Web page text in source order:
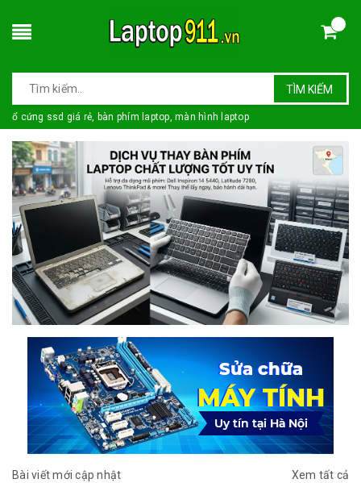
TÌM KIẾM
ổ cứng ssd giá rẻ, bàn phím laptop, màn hình laptop
Bài viết mới cập nhật
Xem tất cả